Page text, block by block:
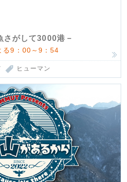
さがして3000港－
る9：00～9：54
ヒューマン